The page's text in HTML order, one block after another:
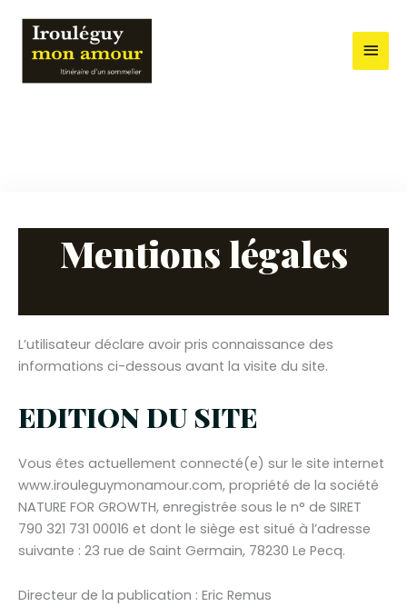
contenu
Mentions légales
L’utilisateur déclare avoir pris connaissance des
informations ci-dessous avant la visite du site.
EDITION DU SITE
Vous êtes actuellement connecté(e) sur le site internet
www.irouleguymonamour.com, propriété de la société
NATURE FOR GROWTH, enregistrée sous le n° de SIRET
790 321 731 00016 et dont le siège est situé à l’adresse
suivante : 23 rue de Saint Germain, 78230 Le Pecq.
Directeur de la publication : Eric Remus